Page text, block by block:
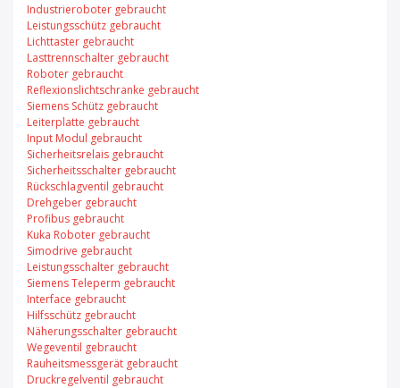
Industrieroboter gebraucht
Leistungsschütz gebraucht
Lichttaster gebraucht
Lasttrennschalter gebraucht
Roboter gebraucht
Reflexionslichtschranke gebraucht
Siemens Schütz gebraucht
Leiterplatte gebraucht
Input Modul gebraucht
Sicherheitsrelais gebraucht
Sicherheitsschalter gebraucht
Rückschlagventil gebraucht
Drehgeber gebraucht
Profibus gebraucht
Kuka Roboter gebraucht
Simodrive gebraucht
Leistungsschalter gebraucht
Siemens Teleperm gebraucht
Interface gebraucht
Hilfsschütz gebraucht
Näherungsschalter gebraucht
Wegeventil gebraucht
Rauheitsmessgerät gebraucht
Druckregelventil gebraucht